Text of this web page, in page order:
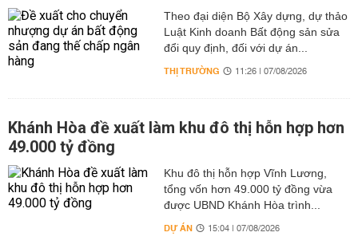
Theo đại diện Bộ Xây dựng, dự thảo
Luật Kinh doanh Bất động sản sửa
đổi quy định, đối với dự án...
THỊ TRƯỜNG 11:26 | 07/08/2026
Khánh Hòa đề xuất làm khu đô thị hỗn hợp hơn
49.000 tỷ đồng
Khu đô thị hỗn hợp Vĩnh Lương,
tổng vốn hơn 49.000 tỷ đồng vừa
được UBND Khánh Hòa trình...
DỰ ÁN 15:04 | 07/08/2026